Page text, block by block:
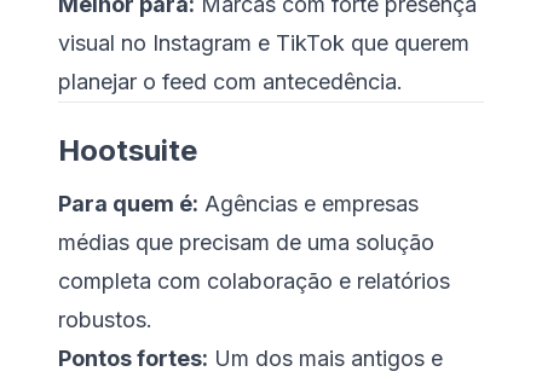
visual no Instagram e TikTok que querem
planejar o feed com antecedência.
Hootsuite
Para quem é: Agências e empresas
médias que precisam de uma solução
completa com colaboração e relatórios
robustos.
Pontos fortes: Um dos mais antigos e